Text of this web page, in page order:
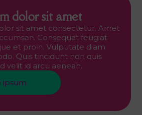
dolor sit amet
sit amet consectetur. Amet
Consequat feugiat
et proin. Vulputate diam
Quis tincidunt non quis
velit id arcu aenean.
ipsum